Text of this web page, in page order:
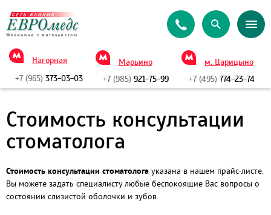
Нагорная
+7 (965) 373-03-03
Марьино
+7 (985)921-75-99
м. Царицыно
+7 (495) 774-23-74
Стоимость консультации
стоматолога
Стоимость консультации стоматолога указана в нашем прайс-листе.
Вы можете задать специалисту любые беспокоящие Вас вопросы о
состоянии слизистой оболочки и зубов.